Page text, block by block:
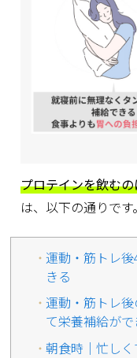
プロテインを飲む
は、以下の通りです。
運動・筋トレ
きる
運動・筋トレ
て栄養補給がで
朝食時｜忙し